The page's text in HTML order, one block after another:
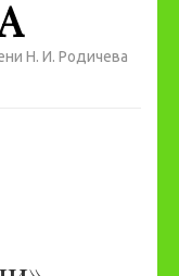
Н. И. Родичева